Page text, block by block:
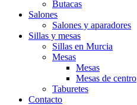
Butacas
Salones
Salones y aparadores
Sillas y mesas
Sillas en Murcia
Mesas
Mesas
Mesas de centro
Taburetes
Contacto